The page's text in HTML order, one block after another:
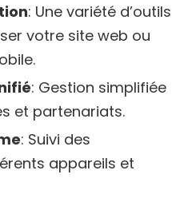
: Une variété d’outils
votre site web ou
: Gestion simplifiée
et partenariats.
: Suivi des
appareils et